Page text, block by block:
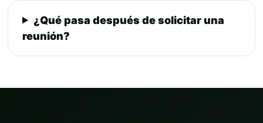
¿Qué pasa después de solicitar una
reunión?